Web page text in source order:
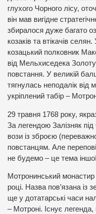
глухого Чорного лісу,
він мав вигідне
збиралося дуже багато
козаків та втікачів
козацький полковник
від Мельхиседека
повстання. У великій
тягнулась неподалік від
укріплений табір –
29 травня 1768 року,
За легендою Залізняк
вози із зброєю
повстанцям. Але
не будемо – це тема
Мотронинський монастир
році. Назва пов’язана із
ще у дотатарські часи
– Мотроні. Існує